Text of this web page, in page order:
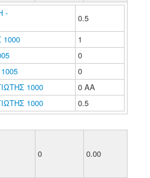
-
0.5
1
0
0
1000
0 ΑΑ
1000
0.5
0 0.00